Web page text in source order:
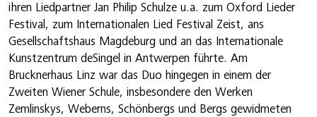
ihren Liedpartner Jan Philip Schulze u.a. zum Oxford Lieder
Festival, zum Internationalen Lied Festival Zeist, ans
Gesellschaftshaus Magdeburg und an das Internationale
Kunstzentrum deSingel in Antwerpen führte. Am
Brucknerhaus Linz war das Duo hingegen in einem der
Zweiten Wiener Schule, insbesondere den Werken
Zemlinskys, Weberns, Schönbergs und Bergs gewidmeten